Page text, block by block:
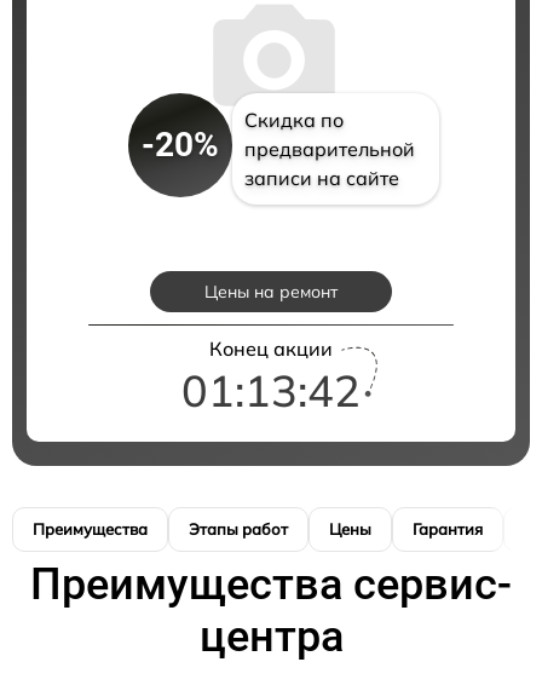
-20%
Скидка по
предварительной
записи на сайте
Цены на ремонт
Конец акции
01:13:41
Преимущества Этапы работ Цены Гарантия
Преимущества сервис-
центра